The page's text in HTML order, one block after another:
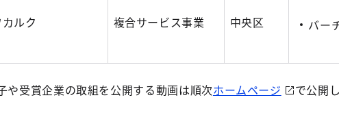
ルク 複合サービス事業 中央区 バー
や受賞企業の取組を公開する動画は順次ホームページ で公開